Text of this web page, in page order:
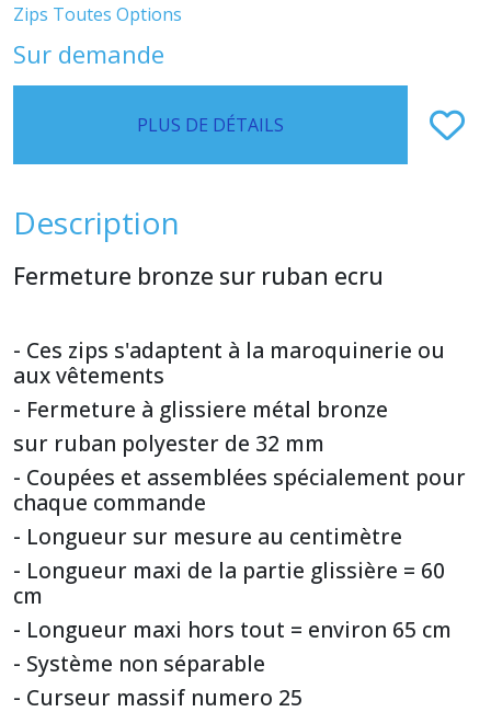
Zips Toutes Options
Sur demande
PLUS DE DÉTAILS
Description
Fermeture bronze sur ruban ecru
- Ces zips s'adaptent à la maroquinerie ou
aux vêtements
- Fermeture à glissiere métal bronze
sur ruban polyester de 32 mm
- Coupées et assemblées spécialement pour
chaque commande
- Longueur sur mesure au centimètre
- Longueur maxi de la partie glissière = 60
cm
- Longueur maxi hors tout = environ 65 cm
- Système non séparable
- Curseur massif numero 25